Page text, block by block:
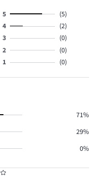
5
(5)
4
(2)
3
(0)
2
(0)
1 (0)
71%
29%
0%